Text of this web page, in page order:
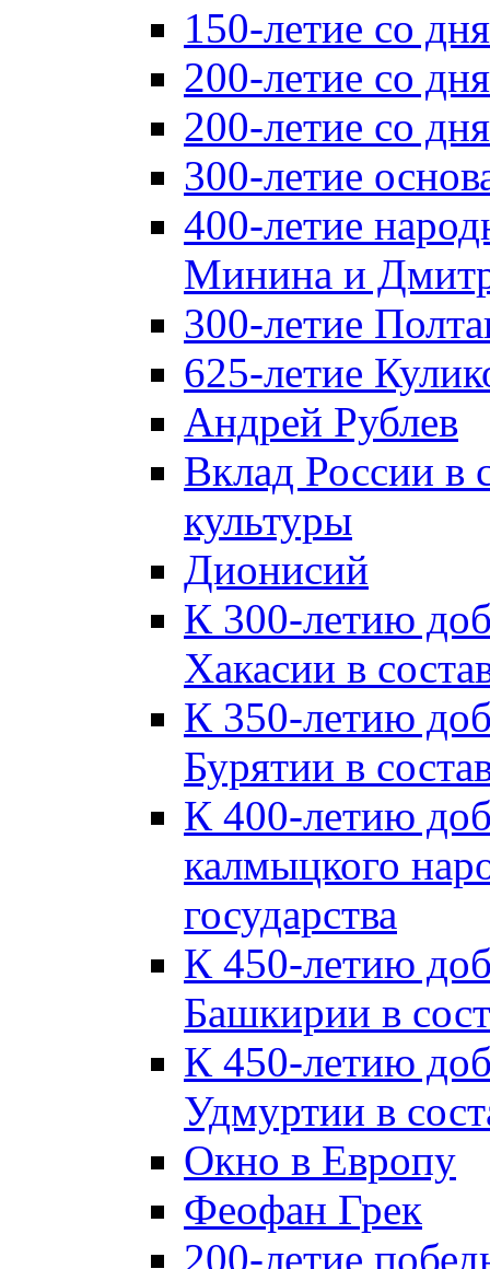
150-летие со
200-летие со
200-летие со
300-летие
400-летие
Минина и
300-летие
625-летие
Андрей Рублев
Вклад России в
культуры
Дионисий
К 300-летию
Хакасии в
К 350-летию
Бурятии в
К 400-летию
калмыцкого
государства
К 450-летию
Башкирии в
К 450-летию
Удмуртии в
Окно в Европу
Феофан Грек
200-летие